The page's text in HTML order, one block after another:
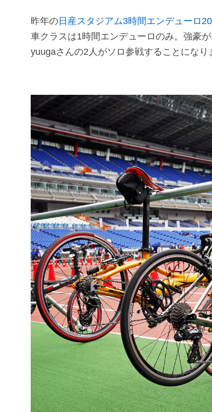
昨年の 日産スタジアム3時間エンデューロ
車クラスは1時間エンデューロのみ。強豪
yuugaさんの2人がソロ参戦することになり